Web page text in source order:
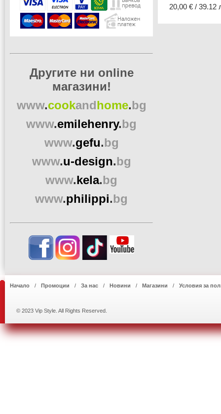
20,00 € / 39.12
Другите ни online
магазини!
www.cookandhome.bg
www.emilehenry.bg
www.gefu.bg
www.u-design.bg
www.kela.bg
www.philippi.bg
Начало Промоции За нас Новини Магазини Условия за
© 2023 Vip Style. All Rights Reserved.